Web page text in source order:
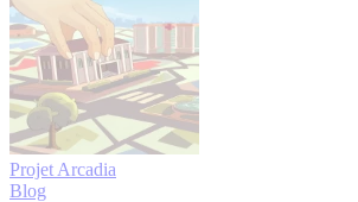
Projet Arcadia
Blog